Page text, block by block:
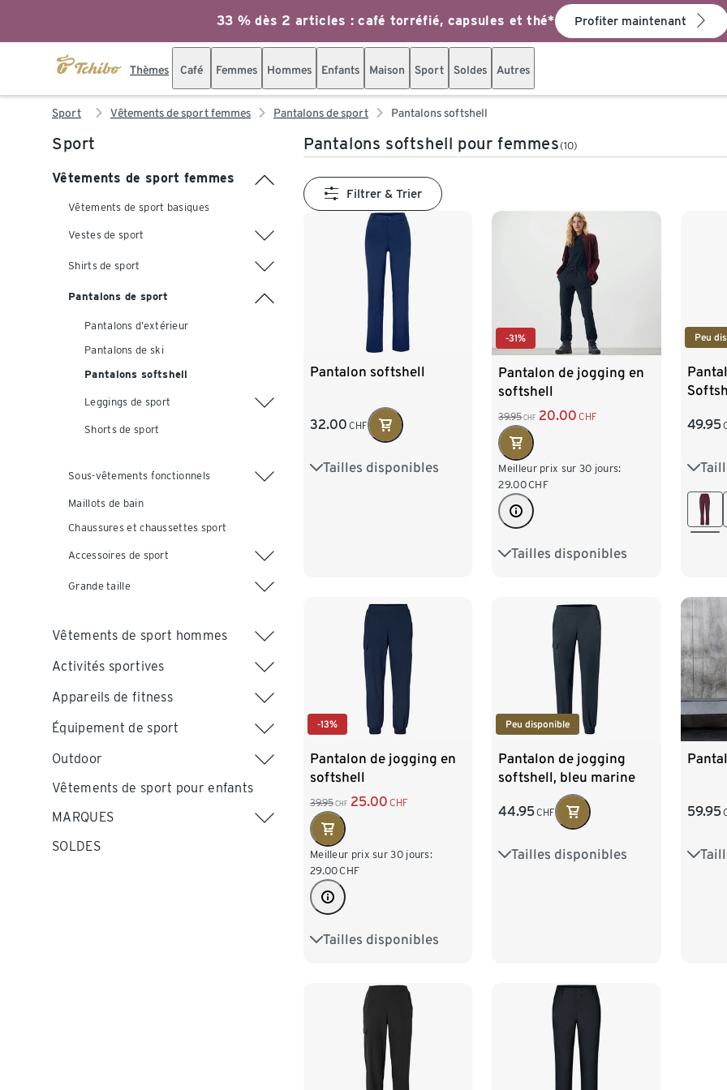
33 % dès 2 articles : café torréfié, capsules et thé* Profiter maintenant
Thèmes Café Femmes Hommes Enfants Maison Sport Soldes Autres
Sport Vêtements de sport femmes Pantalons de sport Pantalons softshell
Sport
Vêtements de sport femmes
Vêtements de sport basiques
Vestes de sport
Shirts de sport
Pantalons de sport
Pantalons d’extérieur
Pantalons de ski
Pantalons softshell
Leggings de sport
Shorts de sport
Sous-vêtements fonctionnels
Maillots de bain
Chaussures et chaussettes sport
Accessoires de sport
Grande taille
Vêtements de sport hommes
Activités sportives
Appareils de fitness
Équipement de sport
Outdoor
Vêtements de sport pour enfants
MARQUES
SOLDES
Pantalons softshell pour femmes(10)
Filtrer & Trier
Pantalon softshell
32.00 CHF
Tailles disponibles
36 38 40 42
-31%
Pantalon de jogging en
softshell
39.95 CHF 20.00 CHF
Meilleur prix sur 30 jours:
29.00CHF
Tailles disponibles
36 38 40 42
Peu
49.95
36
44
-13%
Pantalon de jogging en
softshell
39.95 CHF 25.00 CHF
Meilleur prix sur 30 jours:
29.00CHF
Tailles disponibles
36 38 40 42
Peu disponible
Pantalon de jogging
softshell, bleu marine
44.95CHF
Tailles disponibles
36 38 40 42
59.95
36